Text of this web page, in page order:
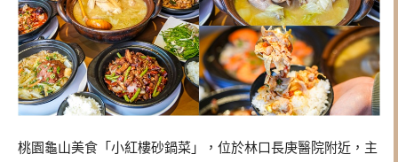
桃園龜山美食「小紅樓砂鍋菜」，位於林口長庚醫院附近，主